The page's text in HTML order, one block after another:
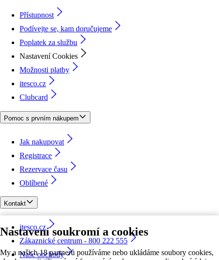
Nastavení soukromí a cookies
My a našich 18 partnerů používáme nebo ukládáme soubory cookies,
Přístupnost
Podívejte se, kam doručujeme
Poplatek za službu
Nastavení Cookies
Možnosti platby
itesco.cz
Clubcard
Pomoc s prvním nákupem
Jak nakupovat
Registrace
Rezervace času
Oblíbené
Kontakt
itesco.cz
Zákaznické centrum - 800 222 555
Naše obchody